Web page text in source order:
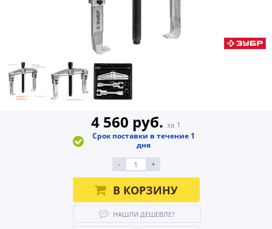
4 560 руб. за 1
Срок поставки в течение 1
дня
-
+
В КОРЗИНУ
НАШЛИ ДЕШЕВЛЕ?